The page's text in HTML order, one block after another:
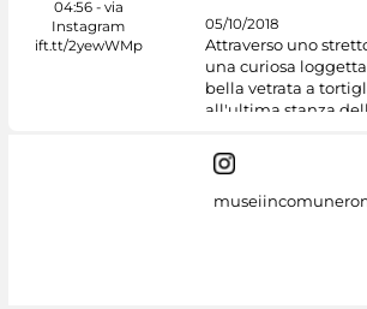
05/10/2018
Attraverso uno
una curiosa
bella vetrata a
all'ultima stanza